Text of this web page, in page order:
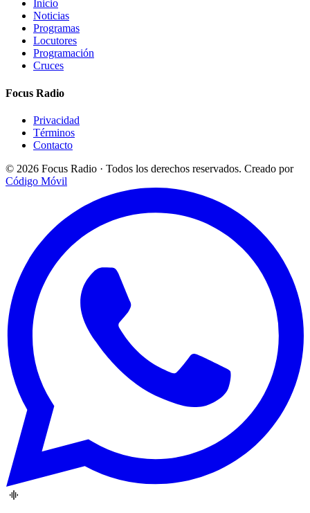
Inicio
Noticias
Programas
Locutores
Programación
Cruces
Focus Radio
Privacidad
Términos
Contacto
© 2026 Focus Radio · Todos los derechos reservados. Creado por
Código Móvil